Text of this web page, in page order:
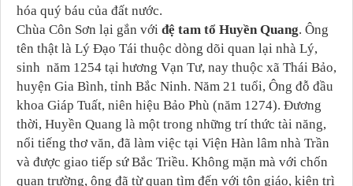
hóa quý báu của đất nước.
Chùa Côn Sơn lại gắn với đệ tam tổ Huyền Quang. Ông
tên thật là Lý Đạo Tái thuộc dòng dõi quan lại nhà Lý,
sinh năm 1254 tại hương Vạn Tư, nay thuộc xã Thái Bảo,
huyện Gia Bình, tỉnh Bắc Ninh. Năm 21 tuổi, Ông đỗ đầu
khoa Giáp Tuất, niên hiệu Bảo Phù (năm 1274). Đương
thời, Huyền Quang là một trong những trí thức tài năng,
nổi tiếng thơ văn, đã làm việc tại Viện Hàn lâm nhà Trần
và được giao tiếp sứ Bắc Triều. Không mặn mà với chốn
quan trường, ông đã từ quan tìm đến với tôn giáo, kiên trì